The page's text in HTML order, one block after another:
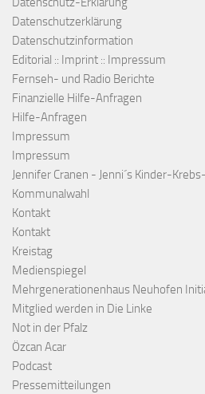
Datenschutzerklärung
Datenschutzinformation
Editorial :: Imprint :: Impressum
Fernseh- und Radio Berichte
Finanzielle Hilfe-Anfragen
Hilfe-Anfragen
Impressum
Impressum
Jennifer Cranen - Jenni´s Kinder-
Kommunalwahl
Kontakt
Kontakt
Kreistag
Medienspiegel
Mehrgenerationenhaus Neuhofen
Mitglied werden in Die Linke
Not in der Pfalz
Özcan Acar
Podcast
Pressemitteilungen